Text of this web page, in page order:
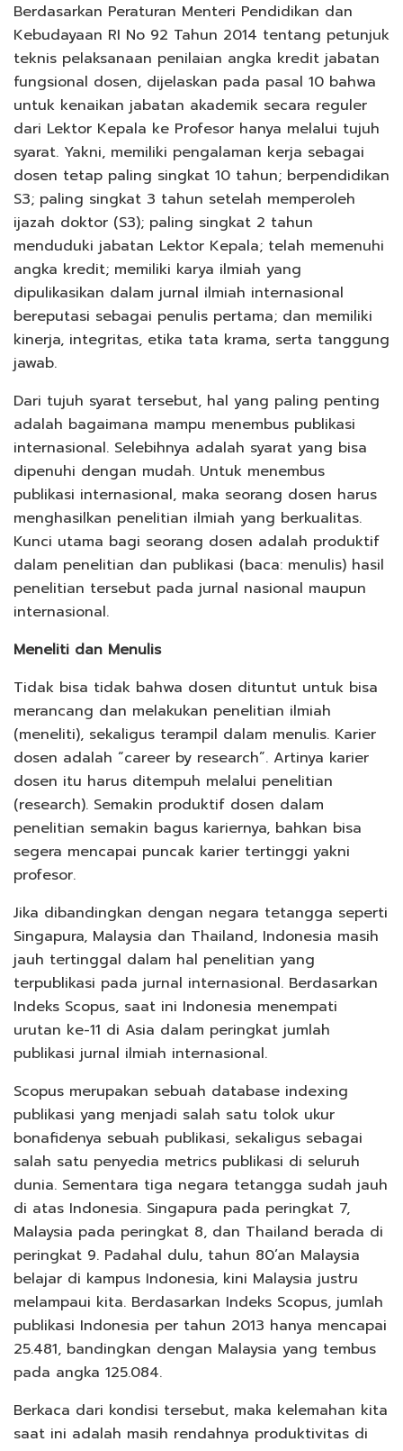
Berdasarkan Peraturan Menteri Pendidikan dan
Kebudayaan RI No 92 Tahun 2014 tentang petunjuk
teknis pelaksanaan penilaian angka kredit jabatan
fungsional dosen, dijelaskan pada pasal 10 bahwa
untuk kenaikan jabatan akademik secara reguler
dari Lektor Kepala ke Profesor hanya melalui tujuh
syarat. Yakni, memiliki pengalaman kerja sebagai
dosen tetap paling singkat 10 tahun; berpendidikan
S3; paling singkat 3 tahun setelah memperoleh
ijazah doktor (S3); paling singkat 2 tahun
menduduki jabatan Lektor Kepala; telah memenuhi
angka kredit; memiliki karya ilmiah yang
dipulikasikan dalam jurnal ilmiah internasional
bereputasi sebagai penulis pertama; dan memiliki
kinerja, integritas, etika tata krama, serta tanggung
jawab.
Dari tujuh syarat tersebut, hal yang paling penting
adalah bagaimana mampu menembus publikasi
internasional. Selebihnya adalah syarat yang bisa
dipenuhi dengan mudah. Untuk menembus
publikasi internasional, maka seorang dosen harus
menghasilkan penelitian ilmiah yang berkualitas.
Kunci utama bagi seorang dosen adalah produktif
dalam penelitian dan publikasi (baca: menulis) hasil
penelitian tersebut pada jurnal nasional maupun
internasional.
Meneliti dan Menulis
Tidak bisa tidak bahwa dosen dituntut untuk bisa
merancang dan melakukan penelitian ilmiah
(meneliti), sekaligus terampil dalam menulis. Karier
dosen adalah “career by research”. Artinya karier
dosen itu harus ditempuh melalui penelitian
(research). Semakin produktif dosen dalam
penelitian semakin bagus kariernya, bahkan bisa
segera mencapai puncak karier tertinggi yakni
profesor.
Jika dibandingkan dengan negara tetangga seperti
Singapura, Malaysia dan Thailand, Indonesia masih
jauh tertinggal dalam hal penelitian yang
terpublikasi pada jurnal internasional. Berdasarkan
Indeks Scopus, saat ini Indonesia menempati
urutan ke-11 di Asia dalam peringkat jumlah
publikasi jurnal ilmiah internasional.
Scopus merupakan sebuah database indexing
publikasi yang menjadi salah satu tolok ukur
bonafidenya sebuah publikasi, sekaligus sebagai
salah satu penyedia metrics publikasi di seluruh
dunia. Sementara tiga negara tetangga sudah jauh
di atas Indonesia. Singapura pada peringkat 7,
Malaysia pada peringkat 8, dan Thailand berada di
peringkat 9. Padahal dulu, tahun 80’an Malaysia
belajar di kampus Indonesia, kini Malaysia justru
melampaui kita. Berdasarkan Indeks Scopus, jumlah
publikasi Indonesia per tahun 2013 hanya mencapai
25.481, bandingkan dengan Malaysia yang tembus
pada angka 125.084.
Berkaca dari kondisi tersebut, maka kelemahan kita
saat ini adalah masih rendahnya produktivitas di